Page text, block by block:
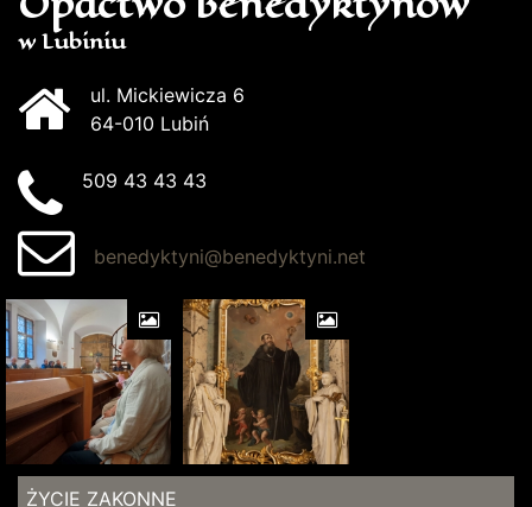
w Lubiniu
ul. Mickiewicza 6
64-010 Lubiń
509 43 43 43
benedyktyni@benedyktyni.net
ŻYCIE ZAKONNE